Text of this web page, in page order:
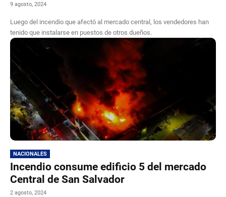
9 agosto, 2024
Luego del incendio que afectó al mercado central, los vendedores han
tenido que instalarse en puestos de otros dueños.
NACIONALES
Incendio consume edificio 5 del mercado
Central de San Salvador
2 agosto, 2024